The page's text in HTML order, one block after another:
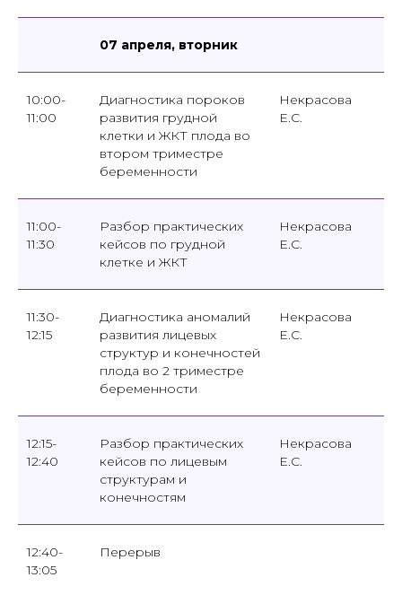
07 апреля, вторник
10:00-
11:00
Диагностика пороков
развития грудной
клетки и ЖКТ плода во
втором триместре
беременности
Некрасова
Е.С.
11:00-
11:30
Разбор практических
кейсов по грудной
клетке и ЖКТ
Некрасова
Е.С.
11:30-
12:15
Диагностика аномалий
развития лицевых
структур и конечностей
плода во 2 триместре
беременности
Некрасова
Е.С.
12:15-
12:40
Разбор практических
кейсов по лицевым
структурам и
конечностям
Некрасова
Е.С.
12:40-
13:05
Перерыв